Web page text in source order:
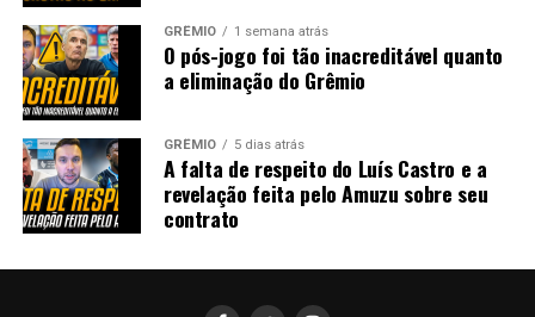
GRÊMIO 1 semana atrás
O pós-jogo foi tão inacreditável quanto
a eliminação do Grêmio
GRÊMIO 5 dias atrás
A falta de respeito do Luís Castro e a
revelação feita pelo Amuzu sobre seu
contrato